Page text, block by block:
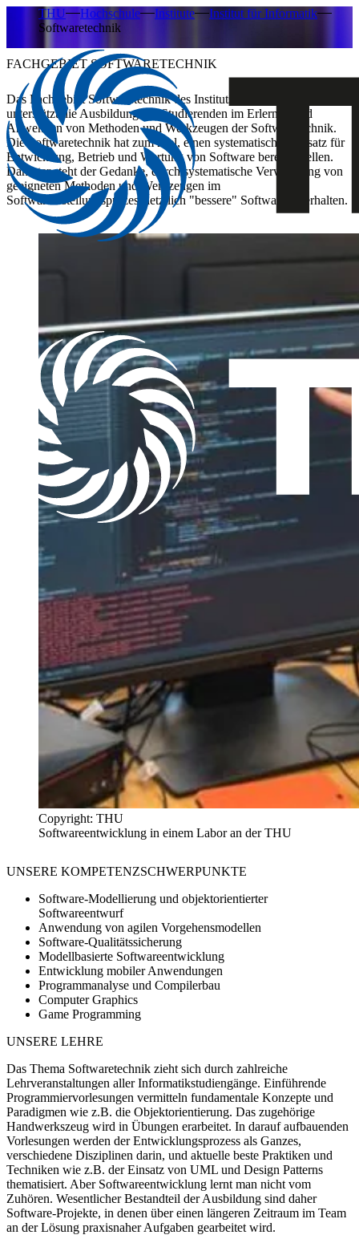
THU Hochschule Institute
Institut für Informatik
Softwaretechnik
FACHGEBIET SOFTWARETECHNIK
Das FachgebietSoftwaretechnik des Instituts für Informatik
unterstützt die Ausbildung der Studierenden im Erlernen und
Anwenden von Methoden und Werkzeugen der Softwaretechnik.
Die Softwaretechnik hat zum Ziel, einen systematischen Ansatz für
Entwicklung, Betrieb und Wartung von Software bereitzustellen.
Dahinter steht der Gedanke, durch systematische Verwendung von
geeigneten Methoden und Werkzeugen im
Softwareerstellungsprozess letztlich "bessere" Software zu erhalten.
Copyright: THU
Softwareentwicklung in einem Labor an der THU
UNSERE KOMPETENZSCHWERPUNKTE
Software-Modellierung und objektorientierter
Softwareentwurf
Anwendung von agilen Vorgehensmodellen
Software-Qualitätssicherung
Modellbasierte Softwareentwicklung
Entwicklung mobiler Anwendungen
Programmanalyse und Compilerbau
Computer Graphics
Game Programming
UNSERE LEHRE
Das Thema Softwaretechnik zieht sich durch zahlreiche
Lehrveranstaltungen aller Informatikstudiengänge. Einführende
Programmiervorlesungen vermitteln fundamentale Konzepte und
Paradigmen wie z.B. die Objektorientierung. Das zugehörige
Handwerkszeug wird in Übungen erarbeitet. In darauf aufbauenden
Vorlesungen werden der Entwicklungsprozess als Ganzes,
verschiedene Disziplinen darin, und aktuelle beste Praktiken und
Techniken wie z.B. der Einsatz von UML und Design Patterns
thematisiert. Aber Softwareentwicklung lernt man nicht vom
Zuhören. Wesentlicher Bestandteil der Ausbildung sind daher
Software-Projekte, in denen über einen längeren Zeitraum im Team
an der Lösung praxisnaher Aufgaben gearbeitet wird.